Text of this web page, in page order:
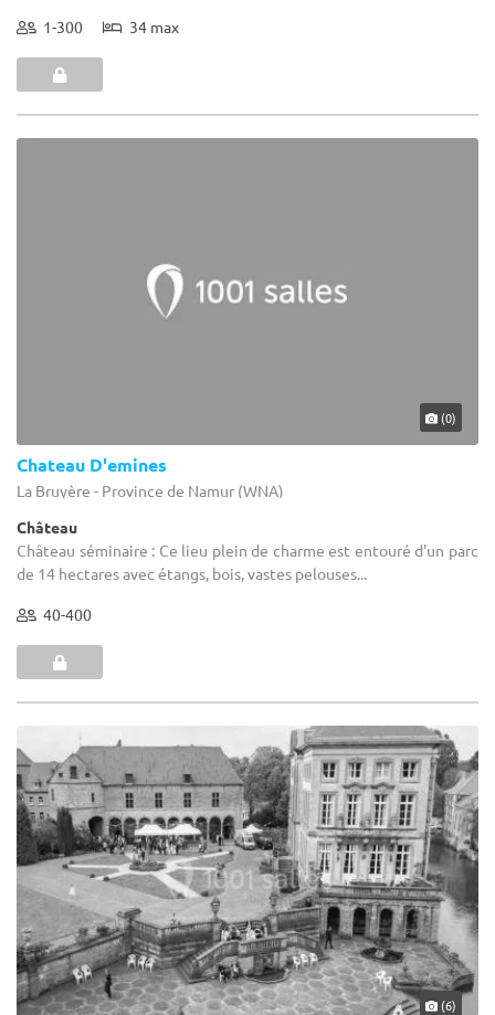
1-300 34 max
(0)
Chateau D'emines
La Bruyère - Province de Namur (WNA)
Château
Château séminaire : Ce lieu plein de charme est entouré d'un parc
de 14 hectares avec étangs, bois, vastes pelouses...
40-400
(6)